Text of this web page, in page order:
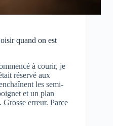
quand on est
à courir, je
réservé aux
les semi-
et un plan
Grosse erreur. Parce